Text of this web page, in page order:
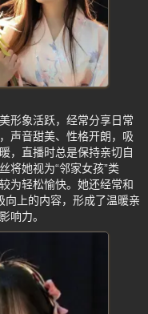
形象活跃，经常分享日常
声音甜美、性格开朗，吸
，直播时总是保持亲切自
将她视为“邻家女孩”类
为轻松愉快。她还经常和
上的内容，形成了温暖亲
响力。